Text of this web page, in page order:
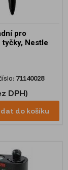
pro
tyčky, Nestle
71140028
DPH)
do košíku